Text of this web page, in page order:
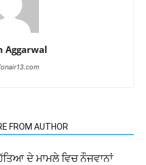
Aggarwal
FROM AUTHOR
ਦੇ ਮਾਮਲੇ ਵਿਚ ਨੌਜਵਾਨਾਂ